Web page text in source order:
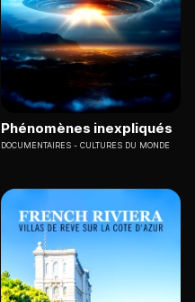
Phénomènes inexpliqués
DOCUMENTAIRES CULTURES DU MONDE